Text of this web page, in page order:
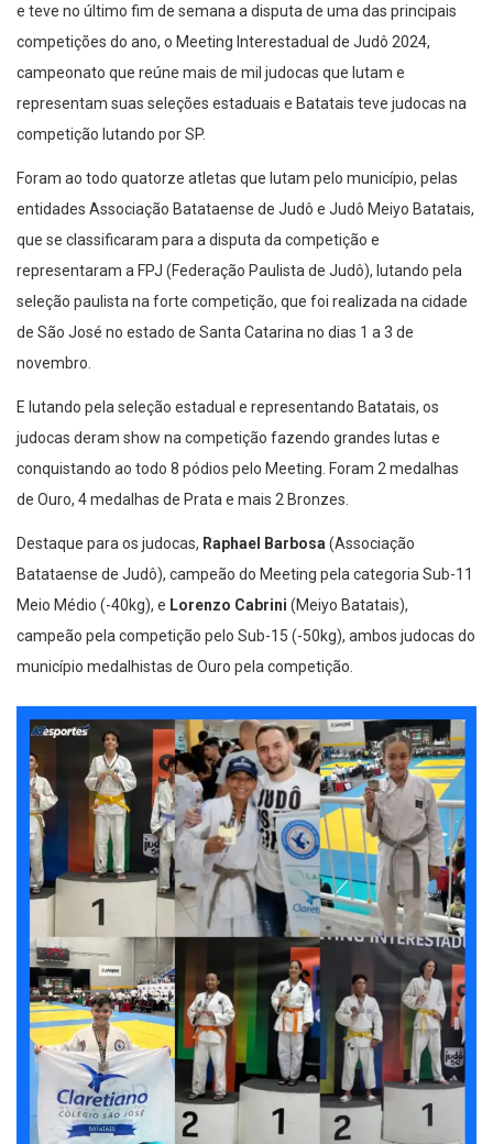
e teve no último fim de semana a disputa de uma das principais
competições do ano, o Meeting Interestadual de Judô 2024,
campeonato que reúne mais de mil judocas que lutam e
representam suas seleções estaduais e Batatais teve judocas na
competição lutando por SP.
Foram ao todo quatorze atletas que lutam pelo município, pelas
entidades Associação Batataense de Judô e Judô Meiyo Batatais,
que se classificaram para a disputa da competição e
representaram a FPJ (Federação Paulista de Judô), lutando pela
seleção paulista na forte competição, que foi realizada na cidade
de São José no estado de Santa Catarina no dias 1 a 3 de
novembro.
E lutando pela seleção estadual e representando Batatais, os
judocas deram show na competição fazendo grandes lutas e
conquistando ao todo 8 pódios pelo Meeting. Foram 2 medalhas
de Ouro, 4 medalhas de Prata e mais 2 Bronzes.
Destaque para os judocas, Raphael Barbosa (Associação
Batataense de Judô), campeão do Meeting pela categoria Sub-11
Meio Médio (-40kg), e Lorenzo Cabrini (Meiyo Batatais),
campeão pela competição pelo Sub-15 (-50kg), ambos judocas do
município medalhistas de Ouro pela competição.